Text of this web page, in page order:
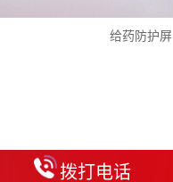
给药防护屏
拨打电话